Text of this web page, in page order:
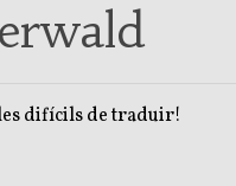
difícils de traduir!